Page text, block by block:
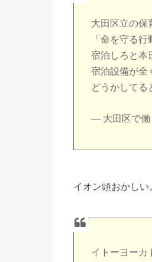
大田区立の保
「命を守る
宿泊しろと本
宿泊設備が全
どうかしてる
— 大田区で働
イオン頭おかしい
イトーヨーカ